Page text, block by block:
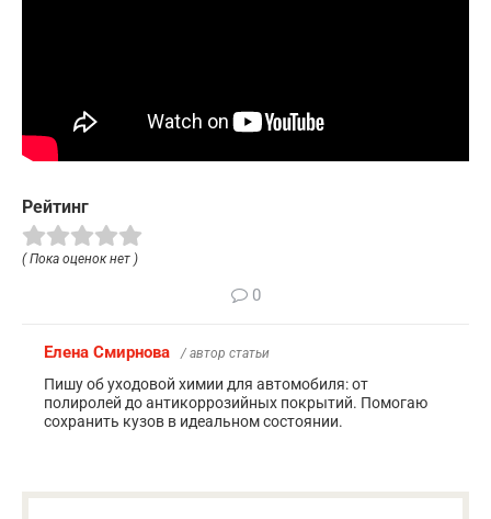
Рейтинг
( Пока оценок нет )
0
Елена Смирнова / автор статьи
Пишу об уходовой химии для автомобиля: от
полиролей до антикоррозийных покрытий. Помогаю
сохранить кузов в идеальном состоянии.